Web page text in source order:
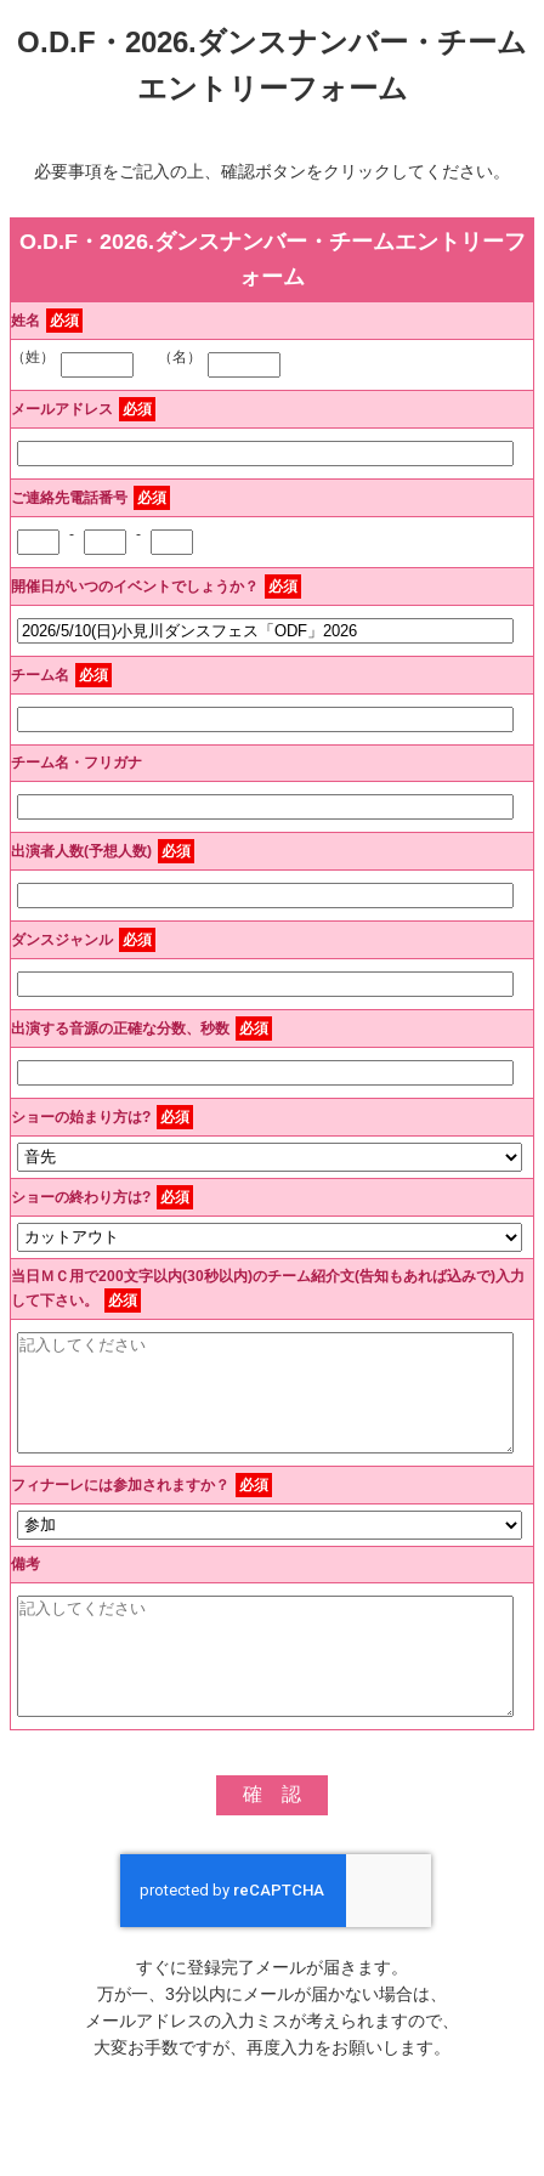
O.D.F・2026.ダンスナンバー・チーム
エントリーフォーム
必要事項をご記入の上、確認ボタンをクリックしてください。
O.D.F・2026.ダンスナンバー・チームエントリーフ
ォーム
姓名 必須
（姓） （名）
メールアドレス 必須
ご連絡先電話番号 必須
- -
開催日がいつのイベントでしょうか？ 必須
チーム名 必須
チーム名・フリガナ
出演者人数(予想人数) 必須
ダンスジャンル 必須
出演する音源の正確な分数、秒数 必須
ショーの始まり方は? 必須
ショーの終わり方は? 必須
当日ＭＣ用で200文字以内(30秒以内)のチーム紹介文(告知もあれば込みで)入力
して下さい。
必須
フィナーレには参加されますか？ 必須
備考
すぐに登録完了メールが届きます。
万が一、3分以内にメールが届かない場合は、
メールアドレスの入力ミスが考えられますので、
大変お手数ですが、再度入力をお願いします。